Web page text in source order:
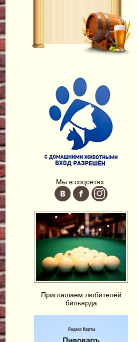
Мы в соцсетях:
Приглашаем любителей
бильярда